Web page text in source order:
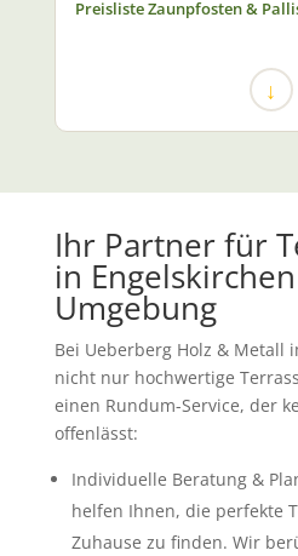
Preisliste Zaunpfosten &
↓
Ihr Partner für
in
Umgebung
Bei Ueberberg Holz & Metall
nicht nur hochwertige
einen Rundum-Service, der
offenlässt:
Individuelle Beratung &
helfen Ihnen, die perfekte
Zuhause zu finden. Wir